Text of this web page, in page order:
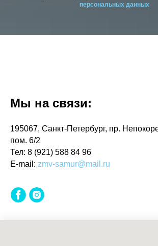
персональных данных
Мы на связи:
195067, Санкт-Петербург, пр.
пом. 6/2
Тел: 8 (921) 588 84 96
E-mail: zmv-samur@mail.ru